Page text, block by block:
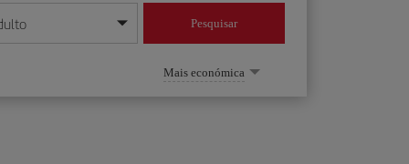
ano
Pesquisar
Mais económica